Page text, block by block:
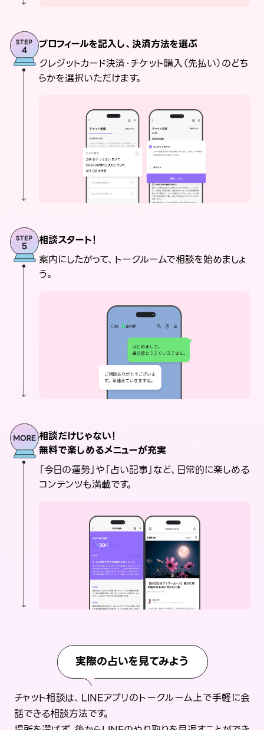
プロフィールを記入し、決済方法を選ぶ
クレジットカード決済・チケット購入（先払い）のどち
らかを選択いただけます。
相談スタート！
案内にしたがって、トークルームで相談を始めましょ
う。
相談だけじゃない！
無料で楽しめるメニューが充実
「今日の運勢」や「占い記事」など、日常的に楽しめる
コンテンツも満載です。
実際の占いを見てみよう
チャット相談は、LINEアプリのトークルーム上で手軽に会
話できる相談方法です。